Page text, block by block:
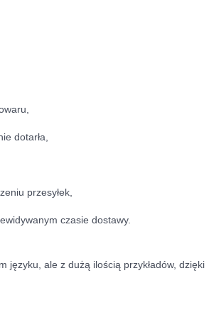
dotarła,
przesyłek,
czasie dostawy.
języku, ale z dużą ilością przykładów, dzięki